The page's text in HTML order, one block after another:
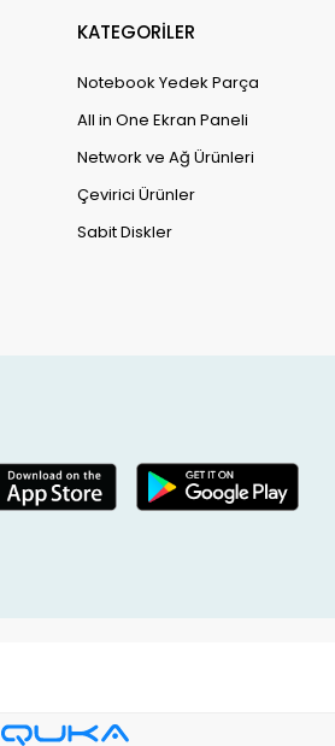
KATEGORİLER
Notebook Yedek Parça
All in One Ekran Paneli
Network ve Ağ Ürünleri
Çevirici Ürünler
Sabit Diskler